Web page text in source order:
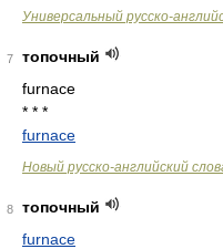
Универсальный русско-
7
топочный
furnace
* * *
furnace
Новый русско-английский
8
топочный
furnace